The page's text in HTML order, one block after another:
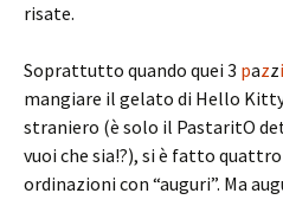
risate.
Soprattutto quando quei 3 pazzi
mangiare il gelato di Hello
straniero (è solo il PastaritO
vuoi che sia!?), si è fatto
ordinazioni con “auguri”. Ma